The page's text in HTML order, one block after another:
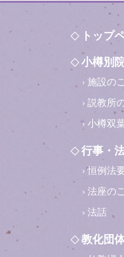
トップ
小樽別
施設の
説教所
小樽双
行事・
恒例法
法座の
法話
教化団